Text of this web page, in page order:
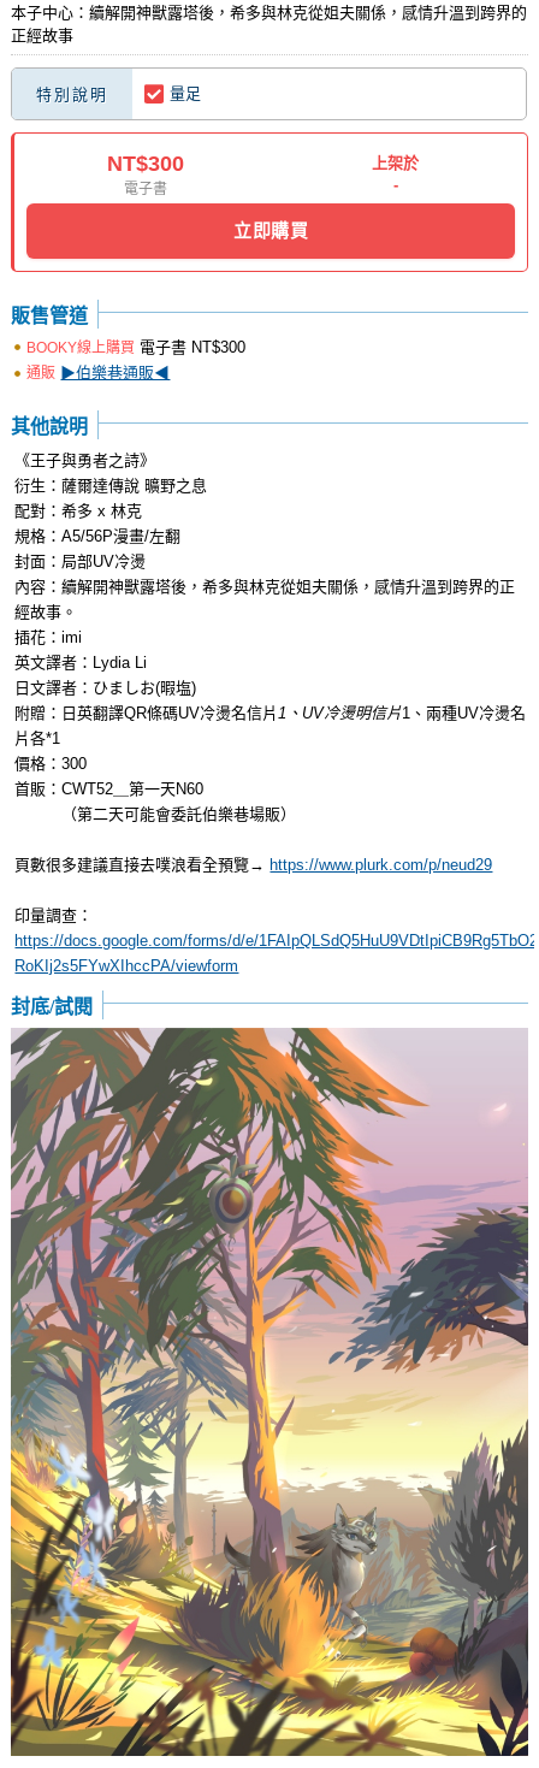
本子中心：續解開神獸露塔後，希多與林克從姐夫關係，感情升溫到跨界的
正經故事
特別說明 量足
NT$300
電子書
上架於
-
立即購買
販售管道
BOOKY線上購買 電子書 NT$300
通販 ▶伯樂巷通販◀
其他說明
《王子與勇者之詩》
衍生：薩爾達傳說 曠野之息
配對：希多 x 林克
規格：A5/56P漫畫/左翻
封面：局部UV冷燙
內容：續解開神獸露塔後，希多與林克從姐夫關係，感情升溫到跨界的正
經故事。
插花：imi
英文譯者：Lydia Li
日文譯者：ひましお(暇塩)
附贈：日英翻譯QR條碼UV冷燙名信片1、UV冷燙明信片1、兩種UV冷燙名
片各*1
價格：300
首販：CWT52＿第一天N60
（第二天可能會委託伯樂巷場販）
頁數很多建議直接去噗浪看全預覽→ https://www.plurk.com/p/neud29
印量調查：
https://docs.google.com/forms/d/e/
RoKIj2s5FYwXIhccPA/viewform
封底/試閱